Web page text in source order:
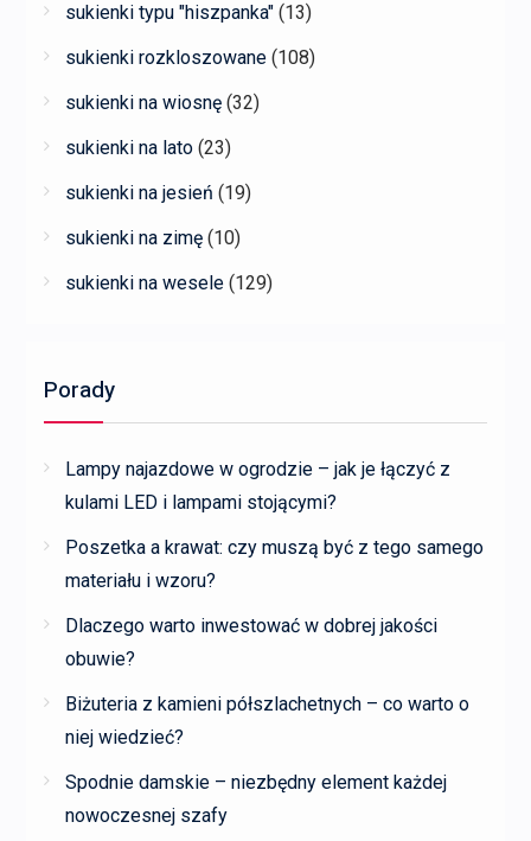
sukienki typu "hiszpanka" (13)
sukienki rozkloszowane (108)
sukienki na wiosnę (32)
sukienki na lato (23)
sukienki na jesień (19)
sukienki na zimę (10)
sukienki na wesele (129)
Porady
Lampy najazdowe w ogrodzie – jak je łączyć z
kulami LED i lampami stojącymi?
Poszetka a krawat: czy muszą być z tego samego
materiału i wzoru?
Dlaczego warto inwestować w dobrej jakości
obuwie?
Biżuteria z kamieni półszlachetnych – co warto o
niej wiedzieć?
Spodnie damskie – niezbędny element każdej
nowoczesnej szafy